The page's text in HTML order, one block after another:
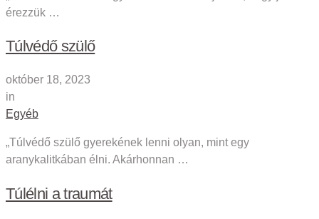
érezzük …
Túlvédő szülő
október 18, 2023
in
Egyéb
„Túlvédő szülő gyerekének lenni olyan, mint egy
aranykalitkában élni. Akárhonnan …
Túlélni a traumát